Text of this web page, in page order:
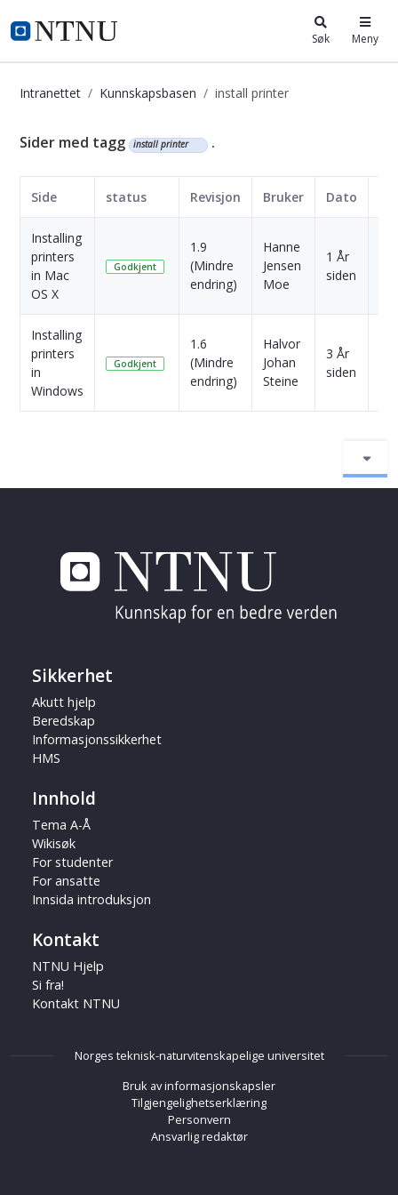
i.ntnu.no Søk Meny
Intranettet Kunnskapsbasen install printer
Kunnskapsbasen
Sider med tagg install printer .
Side status Revisjon Bruker Dato
Installing
printers
in Mac
OS X
Godkjent
1.9
(Mindre
endring)
Hanne
Jensen
Moe
1 År
siden
Installing
printers
in
Windows
Godkjent
1.6
(Mindre
endring)
Halvor
Johan
Steine
3 År
siden
Sikkerhet
Akutt hjelp
Beredskap
Informasjonssikkerhet
HMS
Innhold
Tema A-Å
Wikisøk
For studenter
For ansatte
Innsida introduksjon
Kontakt
NTNU Hjelp
Si fra!
Kontakt NTNU
Norges teknisk-naturvitenskapelige universitet
Bruk av informasjonskapsler
Tilgjengelighetserklæring
Personvern
Ansvarlig redaktør